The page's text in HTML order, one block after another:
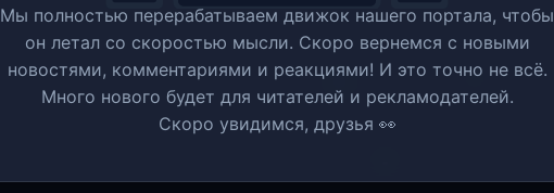
Мы полностью перерабатываем движок нашего портала, чтобы
он летал со скоростью мысли. Скоро вернемся c новыми
новостями, комментариями и реакциями! И это точно не всё.
Много нового будет для читателей и рекламодателей.
Скоро увидимся, друзья 👀